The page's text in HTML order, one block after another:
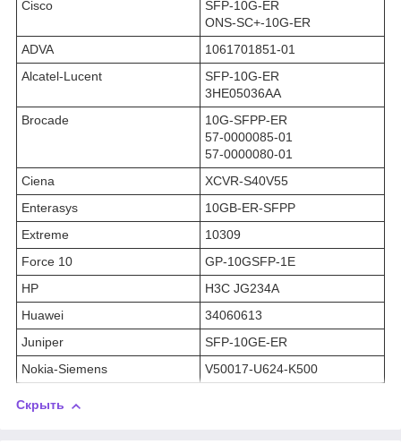
Cisco
SFP-10G-ER
ONS-SC+-10G-ER
ADVA
1061701851-01
Alcatel-Lucent
SFP-10G-ER
3HE05036AA
Brocade
10G-SFPP-ER
57-0000085-01
57-0000080-01
Ciena
XCVR-S40V55
Enterasys
10GB-ER-SFPP
Extreme
10309
Force 10
GP-10GSFP-1E
HP
H3C JG234A
Huawei
34060613
Juniper
SFP-10GE-ER
Nokia-Siemens
V50017-U624-K500
Скрыть